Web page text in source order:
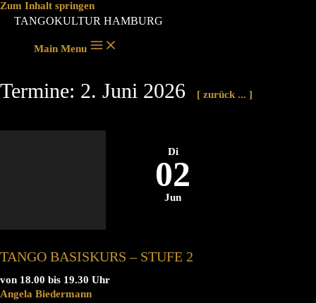
Zum Inhalt springen
TANGOKULTUR HAMBURG
Main Menu
Termine: 2. Juni 2026 [ zurück ... ]
Di
02
Jun
TANGO BASISKURS – STUFE 2
von 18.00 bis 19.30 Uhr
Angela Biedermann